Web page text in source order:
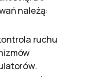
należą:
ruchu